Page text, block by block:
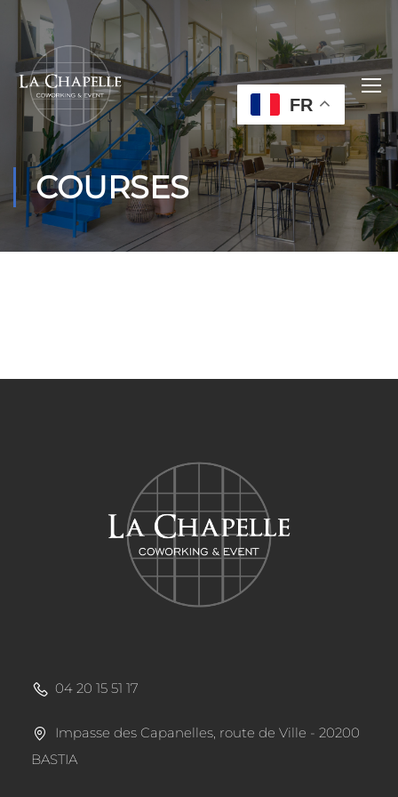
FR
COURSES
04 20 15 51 17
Impasse des Capanelles, route de Ville - 20200
BASTIA